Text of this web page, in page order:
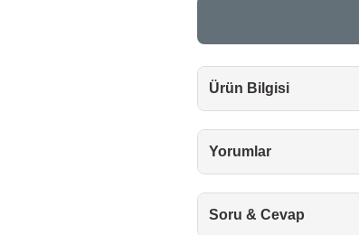
Ürün Bilgisi
Yorumlar
Soru & Cevap